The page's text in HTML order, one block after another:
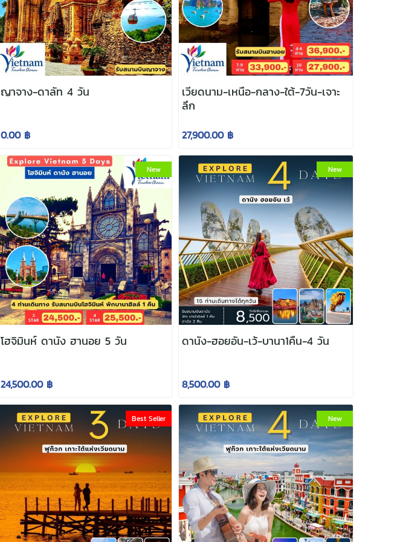
ญาจาง-ดาลัท 4 วัน
0.00 ฿
เวียดนาม-เหนือ-กลาง-ใต้-7วัน-เจาะ
ลึก
27,900.00 ฿
New
โฮจิมินห์ ดานัง ฮานอย 5 วัน
24,500.00 ฿
New
ดานัง-ฮอยอัน-เว้-บานา1คืน-4 วัน
8,500.00 ฿
Best Seller New